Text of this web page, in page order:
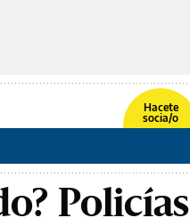
Hacete
socia/o
Policías